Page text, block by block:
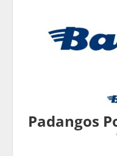
Padangos